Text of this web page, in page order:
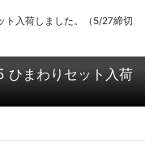
ト入荷しました。（5/27締切
ひまわりセット入荷